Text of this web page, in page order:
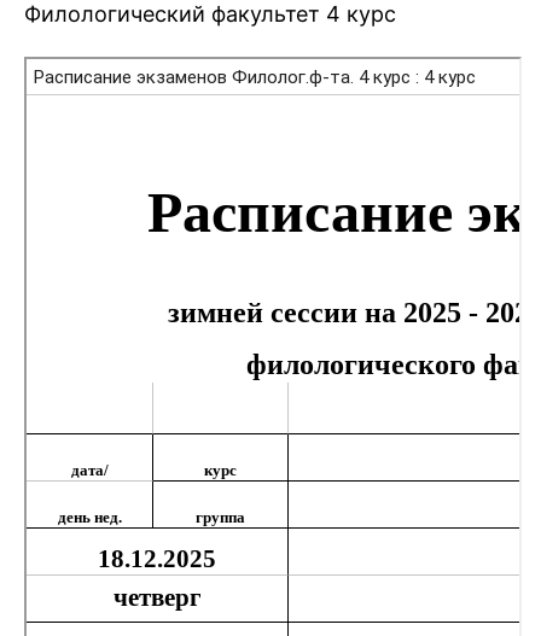
Филологический факультет 4 курс